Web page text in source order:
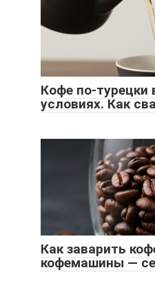
Кофе по-
условиях. Как
Как заварить
кофемашины —